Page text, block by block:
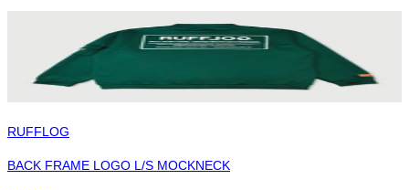
RUFFLOG
BACK FRAME LOGO L/S MOCKNECK